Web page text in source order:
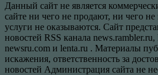
Данный сайт не является
сайте ни чего не продают, ни чего
услуги не оказываются. Сайт
новостей RSS канала news.rambler.ru,
newsru.com и lenta.ru . Материалы
искажения, ответственность за
новостей Администрация сайта не